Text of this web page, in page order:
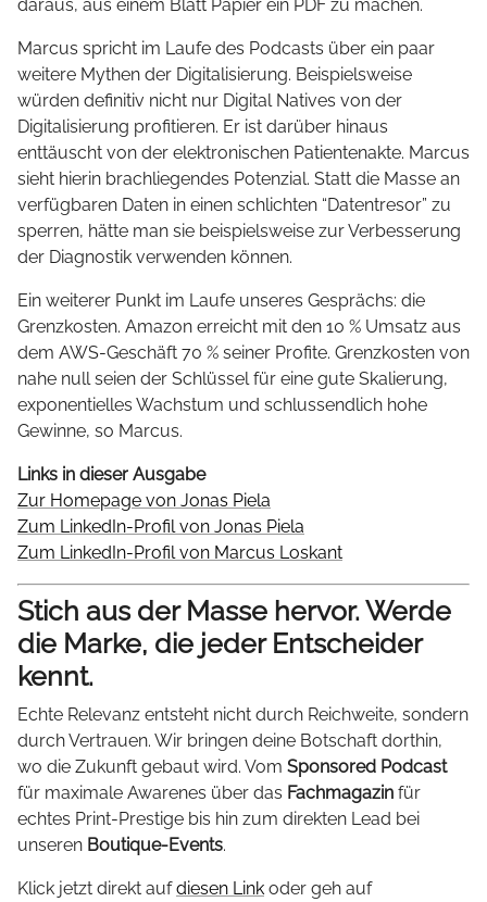
daraus, aus einem Blatt Papier ein PDF zu machen.
Marcus spricht im Laufe des Podcasts über ein paar
weitere Mythen der Digitalisierung. Beispielsweise
würden definitiv nicht nur Digital Natives von der
Digitalisierung profitieren. Er ist darüber hinaus
enttäuscht von der elektronischen Patientenakte. Marcus
sieht hierin brachliegendes Potenzial. Statt die Masse an
verfügbaren Daten in einen schlichten “Datentresor” zu
sperren, hätte man sie beispielsweise zur Verbesserung
der Diagnostik verwenden können.
Ein weiterer Punkt im Laufe unseres Gesprächs: die
Grenzkosten. Amazon erreicht mit den 10 % Umsatz aus
dem AWS-Geschäft 70 % seiner Profite. Grenzkosten von
nahe null seien der Schlüssel für eine gute Skalierung,
exponentielles Wachstum und schlussendlich hohe
Gewinne, so Marcus.
Links in dieser Ausgabe
Zur Homepage von Jonas Piela
Zum LinkedIn-Profil von Jonas Piela
Zum LinkedIn-Profil von Marcus Loskant
Stich aus der Masse hervor. Werde
die Marke, die jeder Entscheider
kennt.
Echte Relevanz entsteht nicht durch Reichweite, sondern
durch Vertrauen. Wir bringen deine Botschaft dorthin,
wo die Zukunft gebaut wird. Vom Sponsored Podcast
für maximale Awarenes über das Fachmagazin für
echtes Print-Prestige bis hin zum direkten Lead bei
unseren Boutique-Events.
Klick jetzt direkt aufdiesen Link oder geh auf